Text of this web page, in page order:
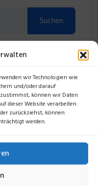
wir Technologien wie
und/oder darauf
können wir Daten
dieser Website verarbeiten.
zurückziehst, können
werden.
Suchen
12